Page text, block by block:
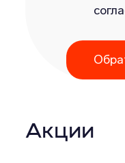
Акции